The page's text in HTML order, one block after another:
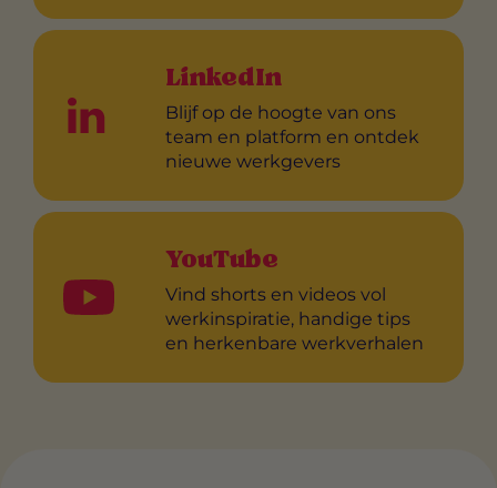
LinkedIn
Blijf op de hoogte van ons
team en platform en ontdek
nieuwe werkgevers
YouTube
Vind shorts en videos vol
werkinspiratie, handige tips
en herkenbare werkverhalen